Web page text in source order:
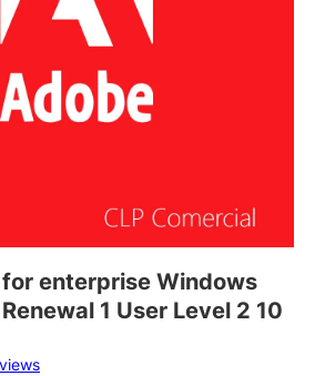
enterprise Windows
1 User Level 2 10